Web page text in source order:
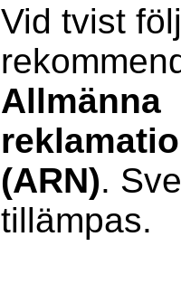
Vid tvist
Allmänna
(ARN).
tillämpas.